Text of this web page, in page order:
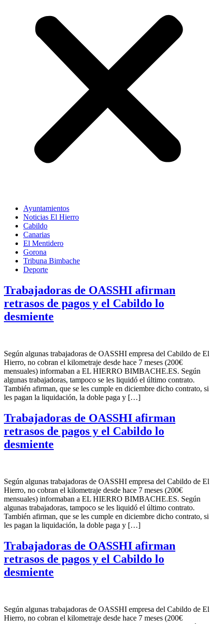
Ayuntamientos
Noticias El Hierro
Cabildo
Canarias
El Mentidero
Gorona
Tribuna Bimbache
Deporte
Trabajadoras de OASSHI afirman
retrasos de pagos y el Cabildo lo
desmiente
Según algunas trabajadoras de OASSHI empresa del Cabildo de El
Hierro, no cobran el kilometraje desde hace 7 meses (200€
mensuales) informaban a EL HIERRO BIMBACHE.ES. Según
algunas trabajadoras, tampoco se les liquidó el último contrato.
También afirman, que se les cumple en diciembre dicho contrato, si
les pagan la liquidación, la doble paga y […]
Trabajadoras de OASSHI afirman
retrasos de pagos y el Cabildo lo
desmiente
Según algunas trabajadoras de OASSHI empresa del Cabildo de El
Hierro, no cobran el kilometraje desde hace 7 meses (200€
mensuales) informaban a EL HIERRO BIMBACHE.ES. Según
algunas trabajadoras, tampoco se les liquidó el último contrato.
También afirman, que se les cumple en diciembre dicho contrato, si
les pagan la liquidación, la doble paga y […]
Trabajadoras de OASSHI afirman
retrasos de pagos y el Cabildo lo
desmiente
Según algunas trabajadoras de OASSHI empresa del Cabildo de El
Hierro, no cobran el kilometraje desde hace 7 meses (200€